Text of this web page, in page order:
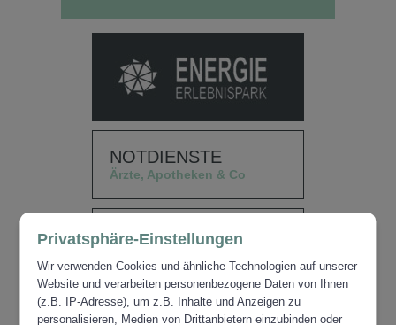
NOTDIENSTE
Ärzte, Apotheken & Co
ANFAHRT
STADTRUNDGANG
Privatsphäre-Einstellungen
Wir verwenden Cookies und ähnliche Technologien auf unserer
Website und verarbeiten personenbezogene Daten von Ihnen
(z.B. IP-Adresse), um z.B. Inhalte und Anzeigen zu
personalisieren, Medien von Drittanbietern einzubinden oder